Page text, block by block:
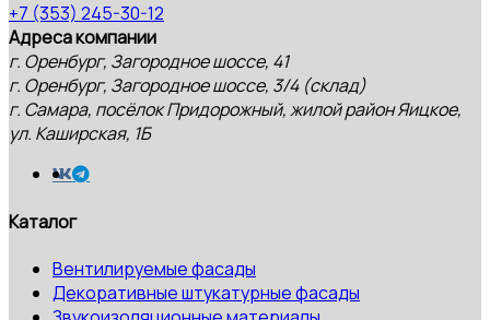
+7 (353) 245-30-12
Адреса компании
г. Оренбург, Загородное шоссе, 41
г. Оренбург, Загородное шоссе, 3/4 (склад)
г. Самара, посёлок Придорожный, жилой район Яицкое,
ул. Каширская, 1Б
Каталог
Вентилируемые фасады
Декоративные штукатурные фасады